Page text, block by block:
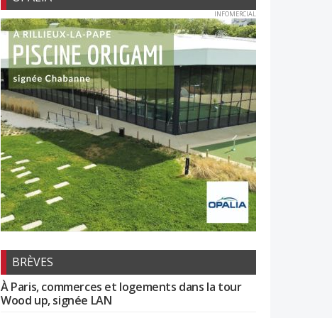
INFOMERCIAL
BRÈVES
À Paris, commerces et logements dans la tour
Wood up, signée LAN